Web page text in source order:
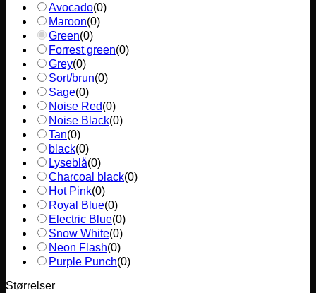
Avocado(0)
Maroon(0)
Green(0)
Forrest green(0)
Grey(0)
Sort/brun(0)
Sage(0)
Noise Red(0)
Noise Black(0)
Tan(0)
black(0)
Lyseblå(0)
Charcoal black(0)
Hot Pink(0)
Royal Blue(0)
Electric Blue(0)
Snow White(0)
Neon Flash(0)
Purple Punch(0)
Størrelser